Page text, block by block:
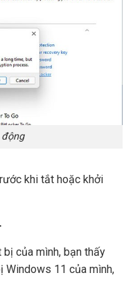
khi tắt hoặc khởi
của mình, bạn thấy
Windows 11 của mình,